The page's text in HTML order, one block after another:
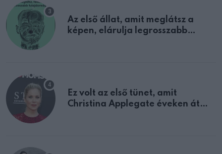
Az első állat, amit meglátsz a
képen, elárulja legrosszabb
Ez volt az első tünet, amit
Christina Applegate éveken át